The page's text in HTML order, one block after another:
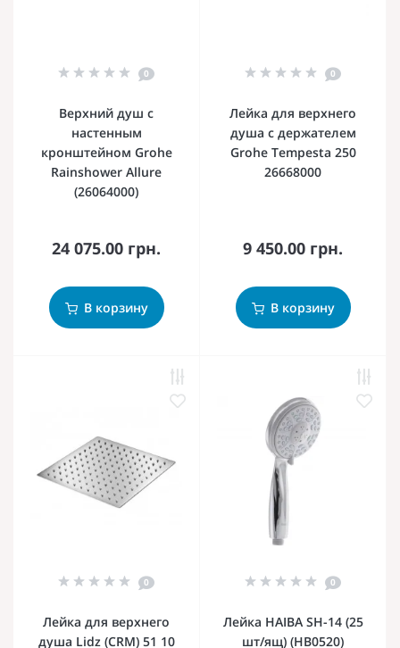
0
Верхний душ с
настенным
кронштейном Grohe
Rainshower Allure
(26064000)
24 075.00 грн.
В корзину
0
Лейка для верхнего
душа с держателем
Grohe Tempesta 250
26668000
9 450.00 грн.
В корзину
0
Лейка для верхнего
душа Lidz (CRM) 51 10
0
Лейка HAIBA SH-14 (25
шт/ящ) (HB0520)